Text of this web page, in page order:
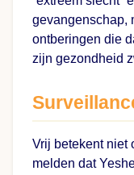
gevangenschap,
ontberingen die
zijn gezondheid
Vrij betekent niet
melden dat